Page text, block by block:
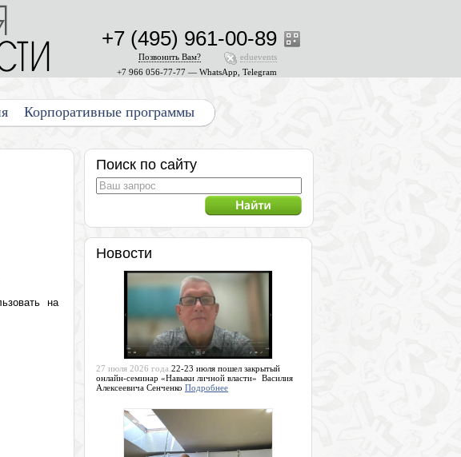
Корпоративные программы
+7 966 056-77-77 — WhatsApp, Telegram
eduevents
Позвонить Вам?
+7 (495) 961-00-89
на
Поиск по сайту
Новости
27 июля 2026 года. 22-23 июля пошел закрытый
онлайн-семинар «Навыки личной власти» Василия
Алексеевича Сенченко Подробнее